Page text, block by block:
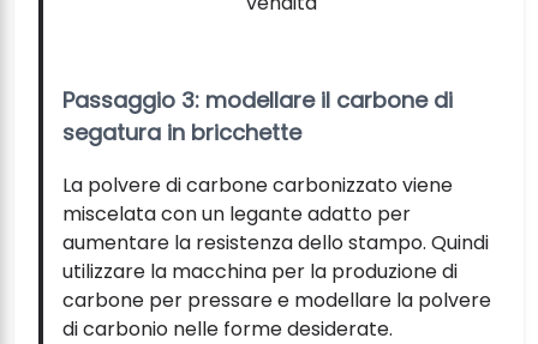
Passaggio 3: modellare il carbone di
segatura in bricchette
La polvere di carbone carbonizzato viene
miscelata con un legante adatto per
aumentare la resistenza dello stampo. Quindi
utilizzare la macchina per la produzione di
carbone per pressare e modellare la polvere
di carbonio nelle forme desiderate.